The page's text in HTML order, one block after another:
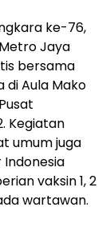
ke-76,
Jaya
bersama
di Aula Mako
Kegiatan
umum juga
vaksin 1, 2
wartawan.